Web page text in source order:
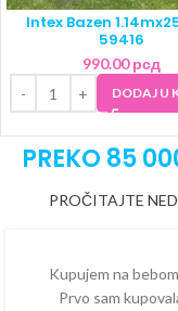
Intex Bazen
59416
990.00рсд
DODAJ U
PREKO 85
PROČITAJTE
Kupujem na
Prvo sam